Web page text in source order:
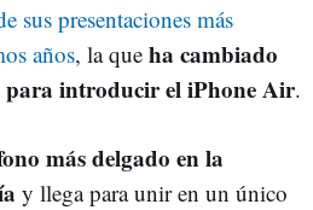
sus presentaciones más
años, la que ha cambiado
para introducir el iPhone Air.
más delgado en la
y llega para unir en un único